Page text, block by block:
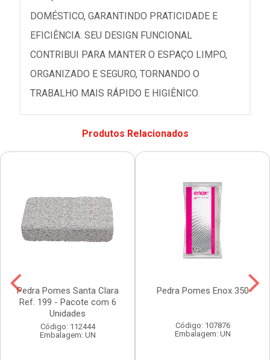
DOMÉSTICO, GARANTINDO PRATICIDADE E
EFICIÊNCIA. SEU DESIGN FUNCIONAL
CONTRIBUI PARA MANTER O ESPAÇO LIMPO,
ORGANIZADO E SEGURO, TORNANDO O
TRABALHO MAIS RÁPIDO E HIGIÊNICO.
Produtos Relacionados
Pedra Pomes Santa Clara
Ref. 199 - Pacote com 6
Unidades
Código: 112444
Embalagem: UN
Pedra Pomes Enox 350
Código: 107876
Embalagem: UN